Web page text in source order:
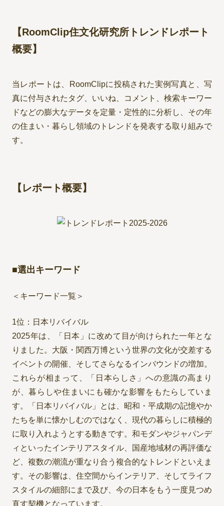
【RoomClip住文化研究所トレンドレポート
概要】
当レポートは、RoomClipに投稿された実例写真と、写
真に付与されたタグ、いいね、コメント、検索キーワー
ドなどの膨大なデータを定量・定性的に分析し、その年
の住まい・暮らし領域のトレンドを発表する取り組みで
す。
【レポート概要】
■選出キーワード
＜キーワード一覧＞
1位：日本リバイバル
2025年は、「日本」に改めて目が向けられた一年とな
りました。大阪・関西万博という世界の文化が交差する
イベントの開催、そしてさらなるインバウンドの増加。
これらが相まって、「日本らしさ」への意識の高まり
が、暮らしや住まいにも確かな影響をもたらしていま
す。「日本リバイバル」とは、昭和・平成期の記憶やか
たちを単に懐かしむのではなく、現代の暮らしに積極的
に取り入れようとする動きです。和モダンやジャパンデ
ィといったインテリアスタイル、国産地域材の再評価な
ど、複数の潮流が重なり合う複合的なトレンドといえま
す。その影響は、住空間からインテリア、そしてライフ
スタイルの細部にまで及び、今の日本をもう一度見つめ
直す契機となっています。